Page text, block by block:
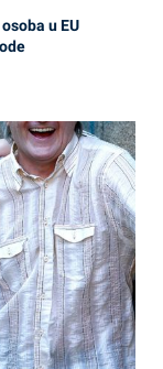
u EU